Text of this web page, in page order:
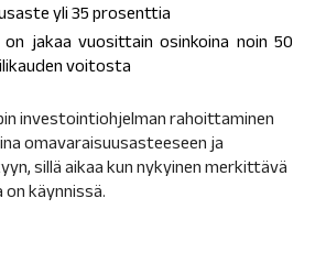
yli 35 prosenttia
on jakaa vuosittain osinkoina noin 50
voitosta
investointiohjelman rahoittaminen
omavaraisuusasteeseen ja
sillä aikaa kun nykyinen merkittävä
käynnissä.